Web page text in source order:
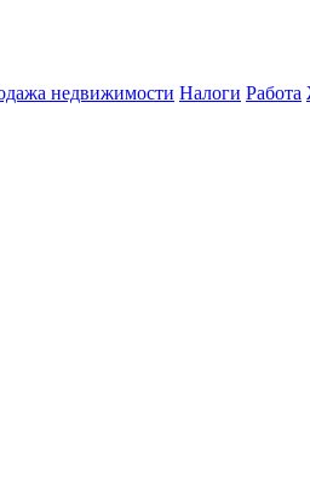
недвижимости Налоги Работа